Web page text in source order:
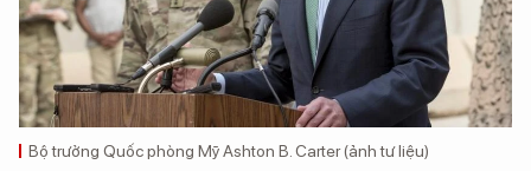
Bộ trưởng Quốc phòng Mỹ Ashton B. Carter (ảnh tư liệu)